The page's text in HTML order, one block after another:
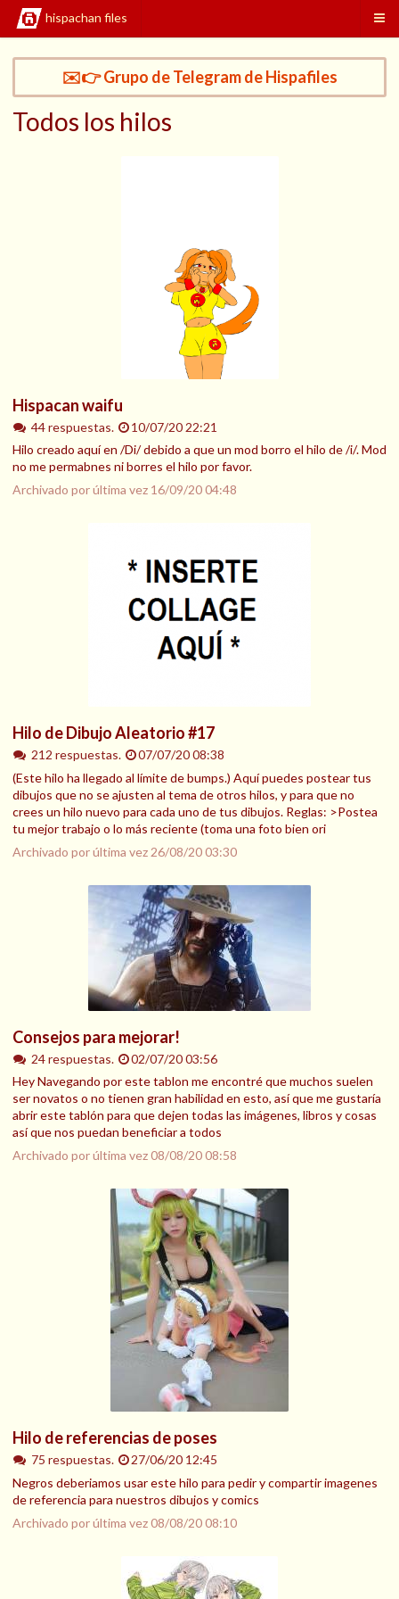
hispachan files
✉️👉 Grupo de Telegram de Hispafiles
Todos los hilos
Hispacan waifu
44 respuestas.
10/07/20 22:21
Hilo creado aquí en /Di/ debido a que un mod borro el hilo de /i/. Mod
no me permabnes ni borres el hilo por favor.
Archivado por última vez 16/09/20 04:48
Hilo de Dibujo Aleatorio #17
212 respuestas.
07/07/20 08:38
(Este hilo ha llegado al límite de bumps.) Aquí puedes postear tus
dibujos que no se ajusten al tema de otros hilos, y para que no
crees un hilo nuevo para cada uno de tus dibujos. Reglas: >Postea
tu mejor trabajo o lo más reciente (toma una foto bien ori
Archivado por última vez 26/08/20 03:30
Consejos para mejorar!
24 respuestas.
02/07/20 03:56
Hey Navegando por este tablon me encontré que muchos suelen
ser novatos o no tienen gran habilidad en esto, así que me gustaría
abrir este tablón para que dejen todas las imágenes, libros y cosas
así que nos puedan beneficiar a todos
Archivado por última vez08/08/20 08:58
Hilo de referencias de poses
75 respuestas.
27/06/20 12:45
Negros deberiamos usar este hilo para pedir y compartir imagenes
de referencia para nuestros dibujos y comics
Archivado por última vez08/08/20 08:10